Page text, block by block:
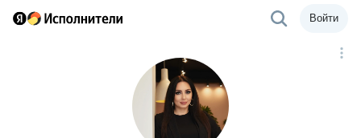
Войти